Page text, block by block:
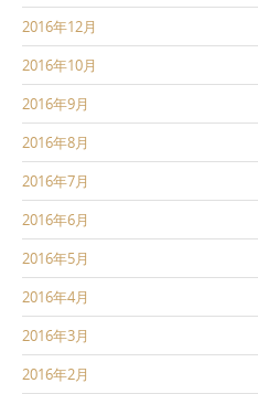
2016年12月
2016年10月
2016年9月
2016年8月
2016年7月
2016年6月
2016年5月
2016年4月
2016年3月
2016年2月